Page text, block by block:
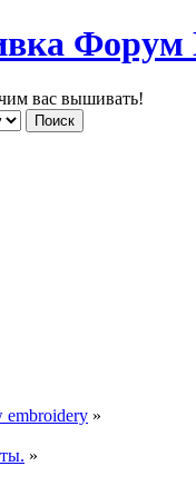
вас вышивать!
»
»